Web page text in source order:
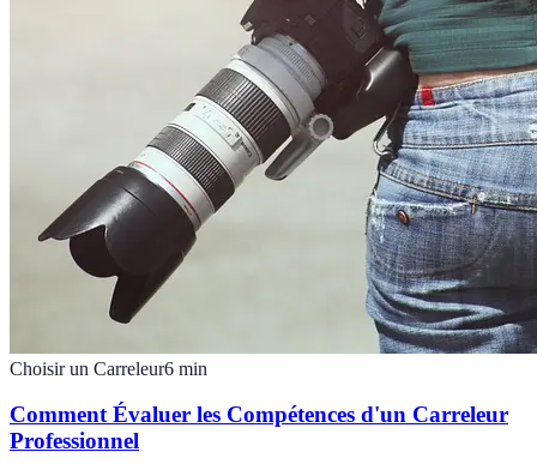
Choisir un Carreleur6 min
Comment Évaluer les Compétences d'un Carreleur
Professionnel